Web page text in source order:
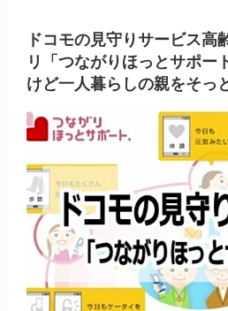
ドコモの見守りサービス高
リ「つながりほっとサポー
けど一人暮らしの親をそっ